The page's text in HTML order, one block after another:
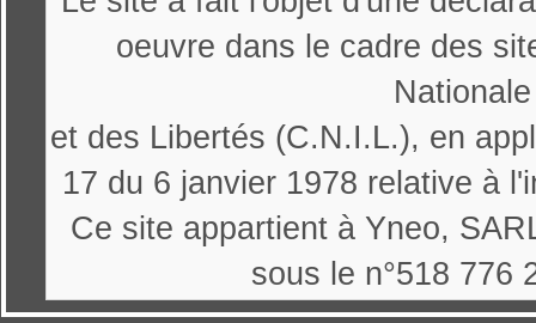
oeuvre dans le cadre des
et des Libertés (C.N.I.L.), en
17 du 6 janvier 1978 relative à
Ce site appartient à Yneo,
sous le n°518 776